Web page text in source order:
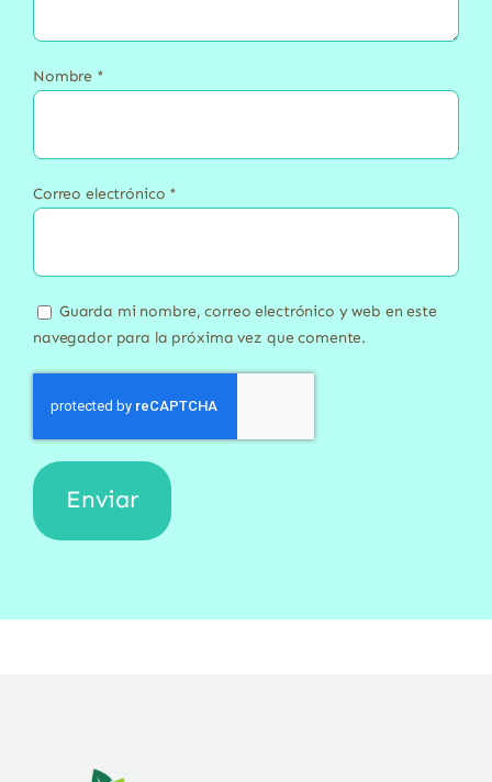
Nombre *
Correo electrónico *
Guarda mi nombre, correo electrónico y web en este
navegador para la próxima vez que comente.